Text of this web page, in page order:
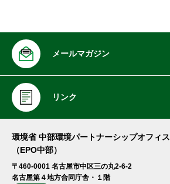
メールマガジン
リンク
環境省 中部環境パートナーシップオフィス
（EPO中部）
〒460-0001 名古屋市中区三の丸2-6-2
名古屋第４地方合同庁舎・１階